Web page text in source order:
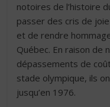
notoires de l’histoire
passer des cris de
et de rendre
Québec. En raison
dépassements de
stade olympique, ils
jusqu’en 1976.